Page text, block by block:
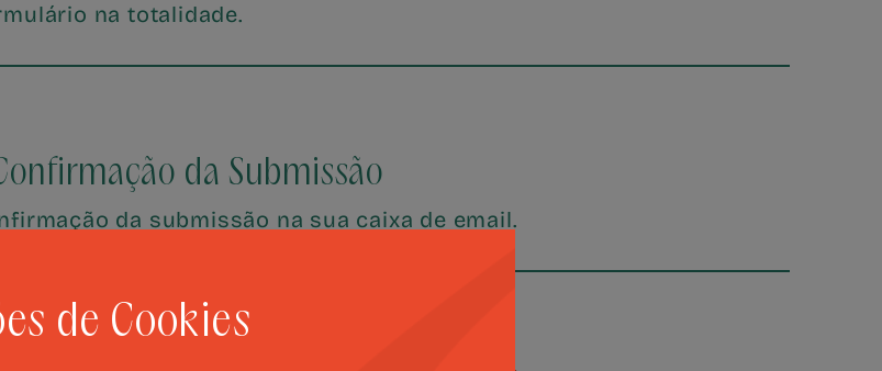
na totalidade.
da Submissão
da submissão na sua caixa de email.
de Cookies